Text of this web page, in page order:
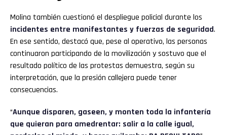
Molina también cuestionó el despliegue policial durante los
incidentes entre manifestantes y fuerzas de seguridad.
En ese sentido, destacó que, pese al operativo, las personas
continuaron participando de la movilización y sostuvo que el
resultado político de las protestas demuestra, según su
interpretación, que la presión callejera puede tener
consecuencias.
“Aunque disparen, gaseen, y monten toda la infantería
que quieran para amedrentar: salir a la calle igual,